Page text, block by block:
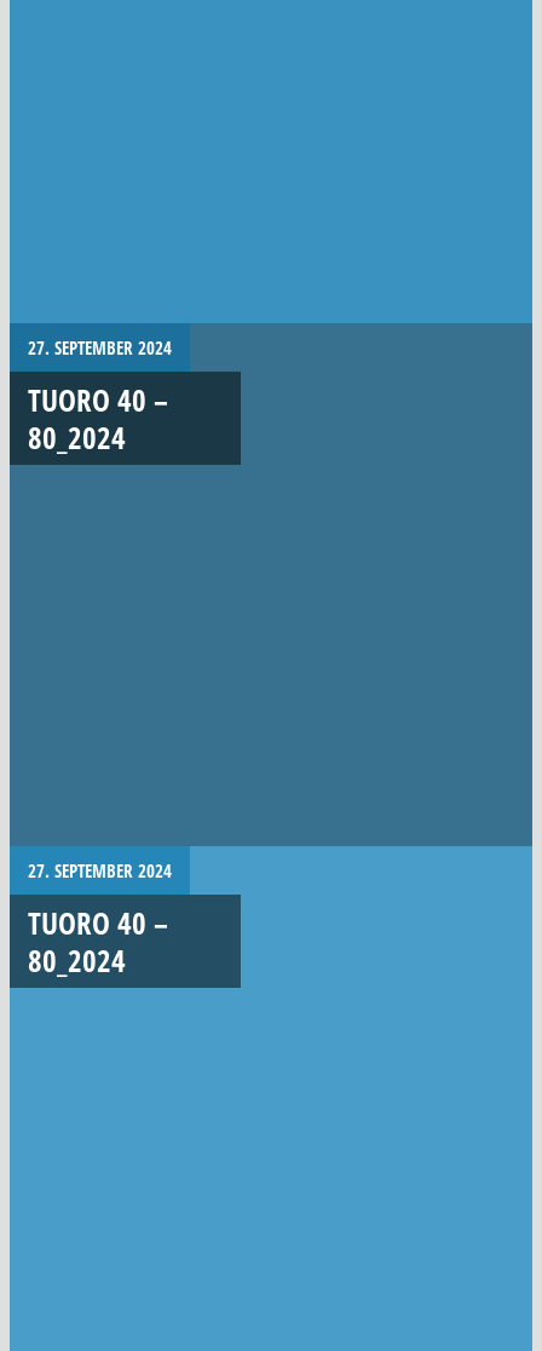
27. SEPTEMBER 2024
TUORO 40 –
80_2024
27. SEPTEMBER 2024
TUORO 40 –
80_2024